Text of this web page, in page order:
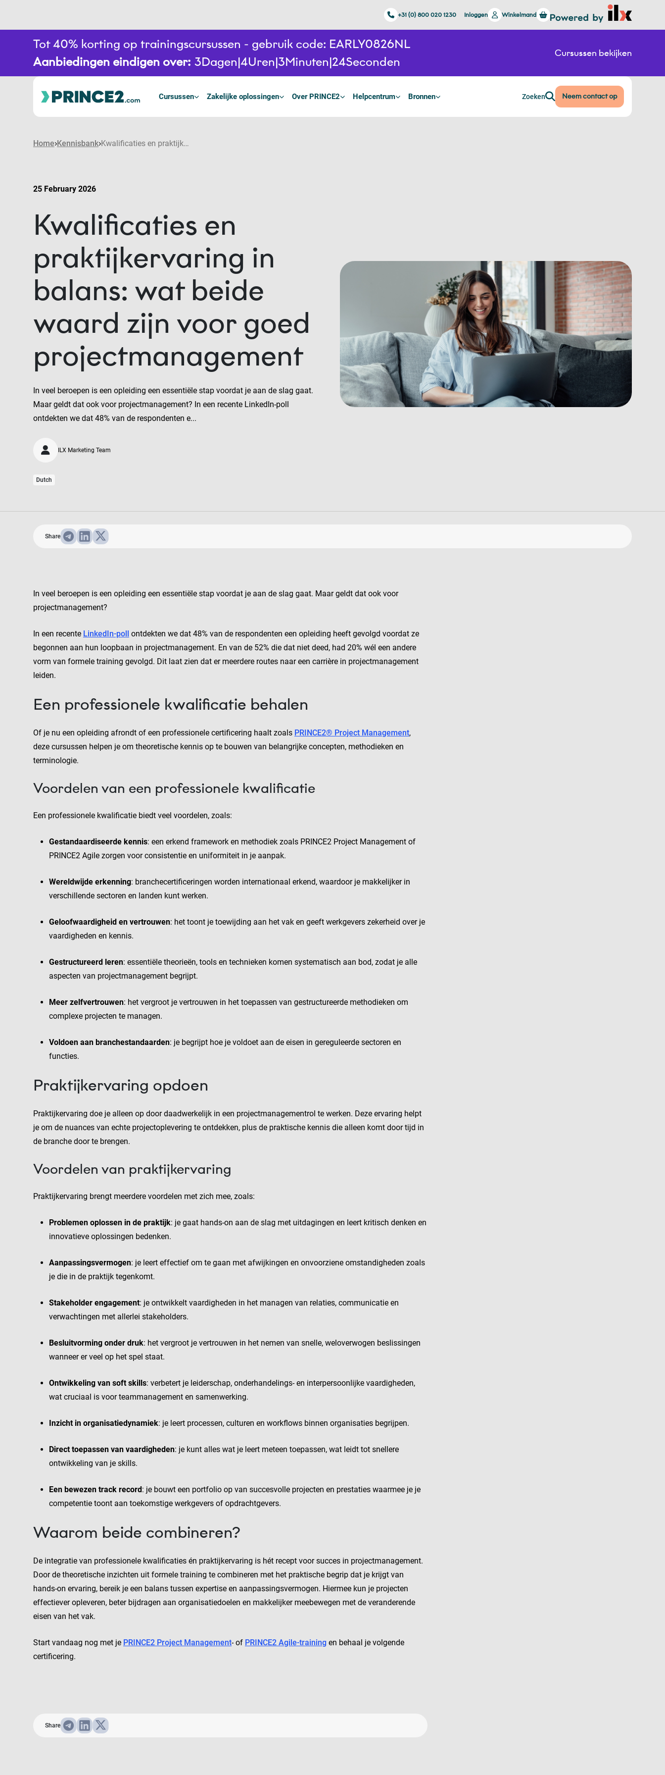
Tot 40% korting op trainingscursussen - gebruik code: EARLY0826NL
Aanbiedingen eindigen over: 3Dagen 4Uren 3Minuten 23Seconden
Cursussen bekijken
+31 (0) 800 020 1230 Inloggen Winkelmand
Cursussen Zakelijke oplossingen Over PRINCE2 Helpcentrum Bronnen Zoeken Neem contact op
Home Kennisbank Kwalificaties en praktijkervaring in balans: wat beide waard zijn voor goed projectmanagement
25 February 2026
Kwalificaties en
praktijkervaring in
balans: wat beide
waard zijn voor goed
projectmanagement
In veel beroepen is een opleiding een essentiële stap voordat je aan de slag gaat.
Maar geldt dat ook voor projectmanagement? In een recente LinkedIn-poll
ontdekten we dat 48% van de respondenten e...
ILX Marketing Team
Dutch
Share
In veel beroepen is een opleiding een essentiële stap voordat je aan de slag gaat. Maar geldt dat ook voor
projectmanagement?
In een recente LinkedIn-poll ontdekten we dat 48% van de respondenten een opleiding heeft gevolgd voordat ze
begonnen aan hun loopbaan in projectmanagement. En van de 52% die dat niet deed, had 20% wél een andere
vorm van formele training gevolgd. Dit laat zien dat er meerdere routes naar een carrière in projectmanagement
leiden.
Een professionele kwalificatie behalen
Of je nu een opleiding afrondt of een professionele certificering haalt zoals PRINCE2® Project Management,
deze cursussen helpen je om theoretische kennis op te bouwen van belangrijke concepten, methodieken en
terminologie.
Voordelen van een professionele kwalificatie
Een professionele kwalificatie biedt veel voordelen, zoals:
Gestandaardiseerde kennis: een erkend framework en methodiek zoals PRINCE2 Project Management of
PRINCE2 Agile zorgen voor consistentie en uniformiteit in je aanpak.
Wereldwijde erkenning: branchecertificeringen worden internationaal erkend, waardoor je makkelijker in
verschillende sectoren en landen kunt werken.
Geloofwaardigheid en vertrouwen: het toont je toewijding aan het vak en geeft werkgevers zekerheid over je
vaardigheden en kennis.
Gestructureerd leren: essentiële theorieën, tools en technieken komen systematisch aan bod, zodat je alle
aspecten van projectmanagement begrijpt.
Meer zelfvertrouwen: het vergroot je vertrouwen in het toepassen van gestructureerde methodieken om
complexe projecten te managen.
Voldoen aan branchestandaarden: je begrijpt hoe je voldoet aan de eisen in gereguleerde sectoren en
functies.
Praktijkervaring opdoen
Praktijkervaring doe je alleen op door daadwerkelijk in een projectmanagementrol te werken. Deze ervaring helpt
je om de nuances van echte projectoplevering te ontdekken, plus de praktische kennis die alleen komt door tijd in
de branche door te brengen.
Voordelen van praktijkervaring
Praktijkervaring brengt meerdere voordelen met zich mee, zoals:
Problemen oplossen in de praktijk: je gaat hands-on aan de slag met uitdagingen en leert kritisch denken en
innovatieve oplossingen bedenken.
Aanpassingsvermogen: je leert effectief om te gaan met afwijkingen en onvoorziene omstandigheden zoals
je die in de praktijk tegenkomt.
Stakeholder engagement: je ontwikkelt vaardigheden in het managen van relaties, communicatie en
verwachtingen met allerlei stakeholders.
Besluitvorming onder druk: het vergroot je vertrouwen in het nemen van snelle, weloverwogen beslissingen
wanneer er veel op het spel staat.
Ontwikkeling van soft skills: verbetert je leiderschap, onderhandelings- en interpersoonlijke vaardigheden,
wat cruciaal is voor teammanagement en samenwerking.
Inzicht in organisatiedynamiek: je leert processen, culturen en workflows binnen organisaties begrijpen.
Direct toepassen van vaardigheden: je kunt alles wat je leert meteen toepassen, wat leidt tot snellere
ontwikkeling van je skills.
Een bewezen track record: je bouwt een portfolio op van succesvolle projecten en prestaties waarmee je je
competentie toont aan toekomstige werkgevers of opdrachtgevers.
Waarom beide combineren?
De integratie van professionele kwalificaties én praktijkervaring is hét recept voor succes in projectmanagement.
Door de theoretische inzichten uit formele training te combineren met het praktische begrip dat je krijgt van
hands-on ervaring, bereik je een balans tussen expertise en aanpassingsvermogen. Hiermee kun je projecten
effectiever opleveren, beter bijdragen aan organisatiedoelen en makkelijker meebewegen met de veranderende
eisen van het vak.
Start vandaag nog met je PRINCE2 Project Management- of PRINCE2 Agile-training en behaal je volgende
certificering.
Share